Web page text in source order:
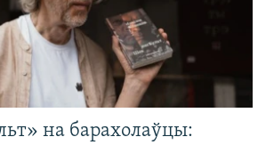
на барахолаўцы: